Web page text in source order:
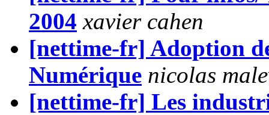
2004 xavier cahen
[nettime-fr] Adoption
Numérique nicolas
[nettime-fr] Les